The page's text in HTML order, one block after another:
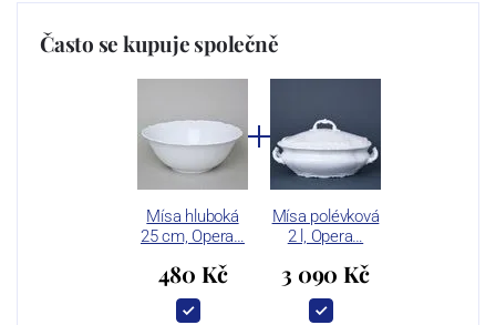
Často se kupuje společně
Mísa hluboká
25 cm, Opera…
480 Kč
Mísa polévková
2 l, Opera…
3 090 Kč